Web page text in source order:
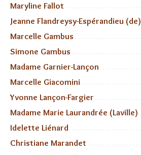
Maryline Fallot
Jeanne Flandreysy-Espérandieu (de)
Marcelle Gambus
Simone Gambus
Madame Garnier-Lançon
Marcelle Giacomini
Yvonne Lançon-Fargier
Madame Marie Laurandrée (Laville)
Idelette Liénard
Christiane Marandet